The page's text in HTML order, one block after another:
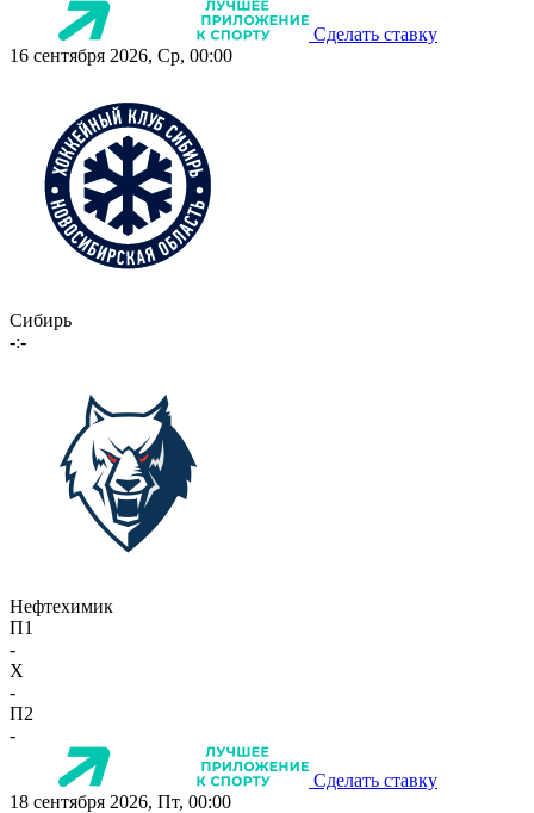
Сделать ставку
16 сентября 2026, Ср, 00:00
Сибирь
-:-
Нефтехимик
П1
-
X
-
П2
-
Сделать ставку
18 сентября 2026, Пт, 00:00